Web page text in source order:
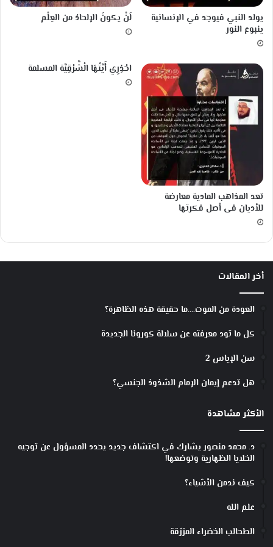
ط
ع
ا
م
يولد النبي فيوجد في الإنسانية
ينبوع النور
لَنْ يكونَ الإلحادُ من العِلْم
تعد المذاهب المادية معارضة
للأديان فى أصل فكرتها
احْذِرِي أَيَّتُهَا الْشَّرْقِيَّة المسلمة
أخر المقالات
العودة من الموت….ما حقيقة هذه الظاهرة؟
كل ما تود معرفته عن سلالة كورونا الجديدة
سن الإياس 2
هل تدعم إيمان الإمام الشذوذ الجنسي؟
الأكثر مشاهدة
د. محمد منصور يشارك في اكتشاف جديد يحدد المسؤول عن توجيه
الخلايا الظهارية وتوضعها!
كيف ندمن الأشياء؟
علم الله
الطحالب الخضراء المزرّقة